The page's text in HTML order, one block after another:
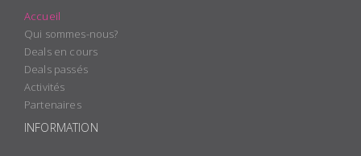
Accueil
Qui sommes-nous?
Deals en cours
Deals passés
Activités
Partenaires
INFORMATION